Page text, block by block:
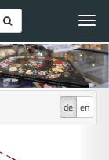
de en